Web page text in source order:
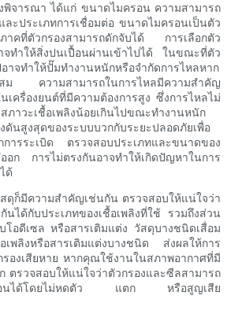
จารณา ได้แก่ ขนาดไมครอน ความสามารถ
ะประเภทการเชื่อมต่อ ขนาดไมครอนเป็นตัว
าคที่ตัวกรองสามารถดักจับได้ การเลือกตัว
จทำให้สิ่งปนเปื้อนผ่านเข้าไปได้ ในขณะที่ตัว
อาจทำให้ปั๊มทำงานหนักหรือจำกัดการไหลหาก
สม ความสามารถในการไหลมีความสำคัญ
เครื่องยนต์ที่มีความต้องการสูง ซึ่งการไหลไม่
สภาวะเชื้อเพลิงน้อยเกินไปขณะทำงานหนัก
ดันสูงสุดของระบบบวกกับระยะปลอดภัยเพื่อ
การระเบิด ตรวจสอบประเภทและขนาดของ
ออก การไม่ตรงกันอาจทำให้เกิดปัญหาในการ
ด้
ดุก็มีความสำคัญเช่นกัน ตรวจสอบให้แน่ใจว่า
นได้กับประเภทของเชื้อเพลิงที่ใช้ รวมถึงส่วน
โอดีเซล หรือสารเติมแต่ง วัสดุบางชนิดเสื่อม
เพลิงหรือสารเติมแต่งบางชนิด ส่งผลให้การ
องเสียหาย หากคุณใช้งานในสภาพอากาศที่มี
ตรวจสอบให้แน่ใจว่าตัวกรองและซีลสามารถ
ร้อนได้โดยไม่หดตัว แตก หรือสูญเสีย